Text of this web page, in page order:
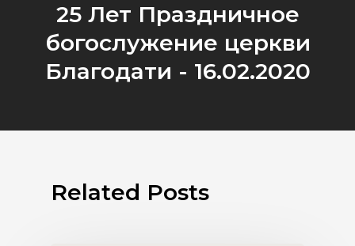
25 Лет Праздничное
богослужение церкви
Благодати - 16.02.2020
Related Posts